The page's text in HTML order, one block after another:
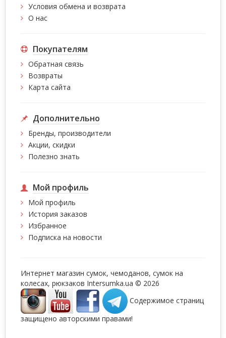
Условия обмена и возврата
О нас
Покупателям
Обратная связь
Возвраты
Карта сайта
Дополнительно
Бренды, производители
Акции, скидки
Полезно знать
Мой профиль
Мой профиль
История заказов
Избранное
Подписка на новости
Интернет магазин сумок, чемоданов, сумок на
колесах, рюкзаков Intersumka.ua © 2026
Содержимое страниц
защищено авторскими правами!